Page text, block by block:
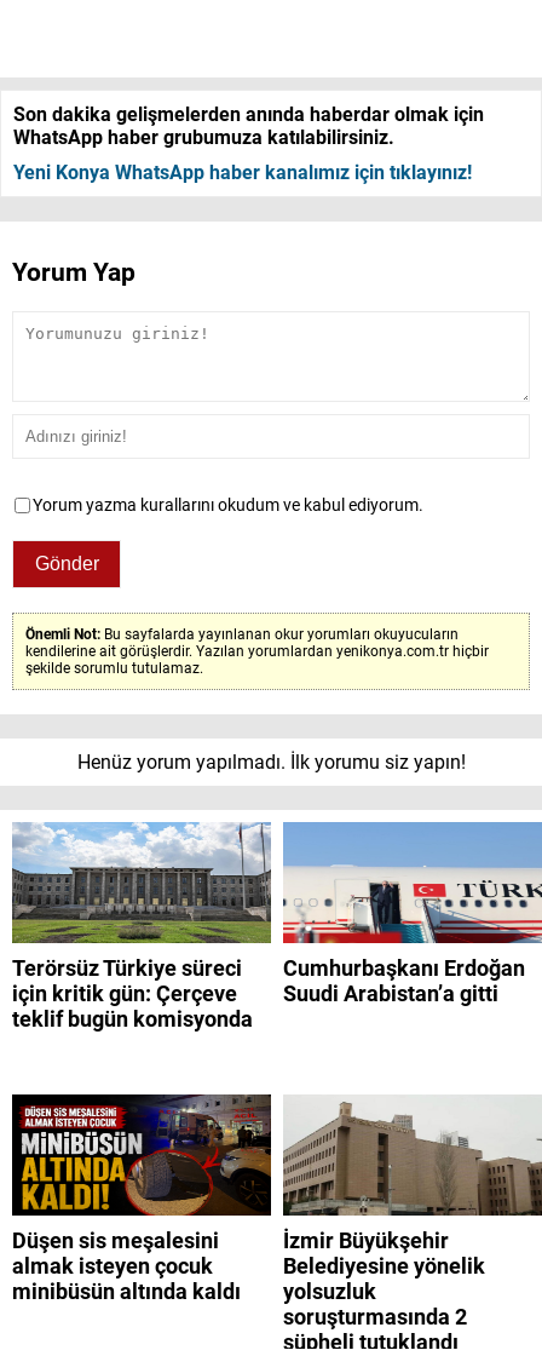
Son dakika gelişmelerden anında haberdar olmak için
WhatsApp haber grubumuza katılabilirsiniz.
Yeni Konya WhatsApp haber kanalımız için tıklayınız!
Yorum Yap
Yorum yazma kurallarını okudum ve kabul ediyorum.
Önemli Not: Bu sayfalarda yayınlanan okur yorumları okuyucuların
kendilerine ait görüşlerdir. Yazılan yorumlardan yenikonya.com.tr hiçbir
şekilde sorumlu tutulamaz.
Henüz yorum yapılmadı. İlk yorumu siz yapın!
Terörsüz Türkiye süreci
için kritik gün: Çerçeve
teklif bugün komisyonda
Cumhurbaşkanı Erdoğan
Suudi Arabistan’a gitti
Düşen sis meşalesini
almak isteyen çocuk
minibüsün altında kaldı
İzmir Büyükşehir
Belediyesine yönelik
yolsuzluk
soruşturmasında 2
şüpheli tutuklandı